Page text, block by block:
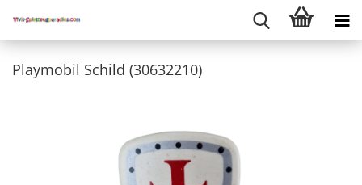
Playmobil Schild (30632210)